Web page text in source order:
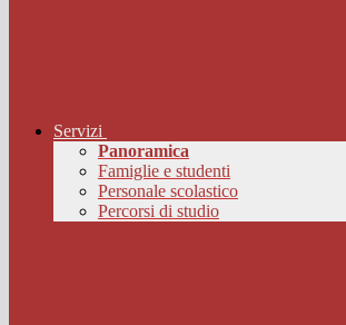
Servizi
Panoramica
Famiglie e studenti
Personale scolastico
Percorsi di studio